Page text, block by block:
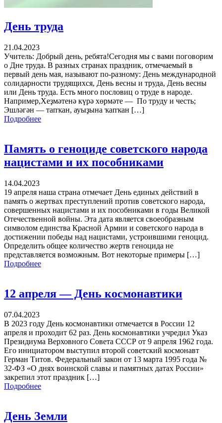
День труда
21.04.2023
Учитель: Добрый день, ребята!Сегодня мы с вами поговорим
о Дне труда. В разных странах праздник, отмечаемый в
первый день мая, называют по-разному: День международной
солидарности трудящихся, День весны и труда, День весны
или День труда. Есть много пословиц о труде в народе.
Например,Хеҙмәтенә күрә хөрмәте — По труду и честь;
Эшләгән — тапҡан, ауыҙына ҡапҡан […]
Подробнее
Память о геноциде советского народа
нацистами и их пособниками
14.04.2023
19 апреля наша страна отмечает День единых действий в
память о жертвах преступлений против советского народа,
совершенных нацистами и их пособниками в годы Великой
Отечественной войны. Эта дата является своеобразным
символом единства Красной Армии и советского народа в
достижении победы над нацистами, устроившими геноцид.
Определить общее количество жертв геноцида не
представляется возможным. Вот некоторые примеры […]
Подробнее
12 апреля — День космонавтики
07.04.2023
В 2023 году День космонавтики отмечается в России 12
апреля и проходит 62 раз. День космонавтики учредил Указ
Президиума Верховного Совета СССР от 9 апреля 1962 года.
Его инициатором выступил второй советский космонавт
Герман Титов. Федеральный закон от 13 марта 1995 года №
32-ФЗ «О днях воинской славы и памятных датах России»
закрепил этот праздник […]
Подробнее
День Земли